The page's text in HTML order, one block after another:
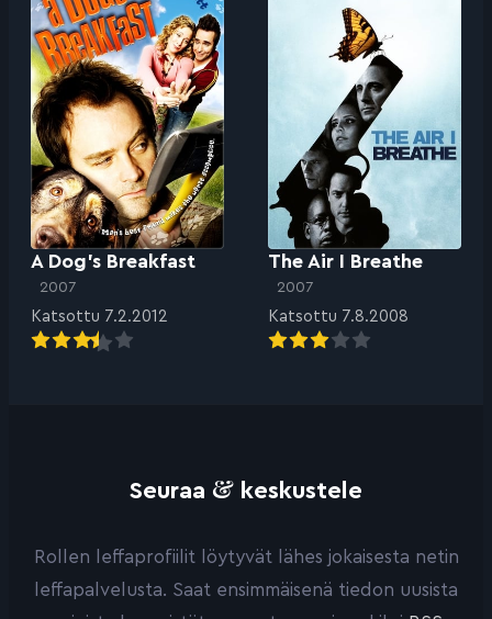
A Dog’s Breakfast
2007
Katsottu 7.2.2012
The Air I Breathe
2007
Katsottu 7.8.2008
Seuraa & keskustele
Rollen leffaprofiilit löytyvät lähes jokaisesta netin
leffapalvelusta. Saat ensimmäisenä tiedon uusista